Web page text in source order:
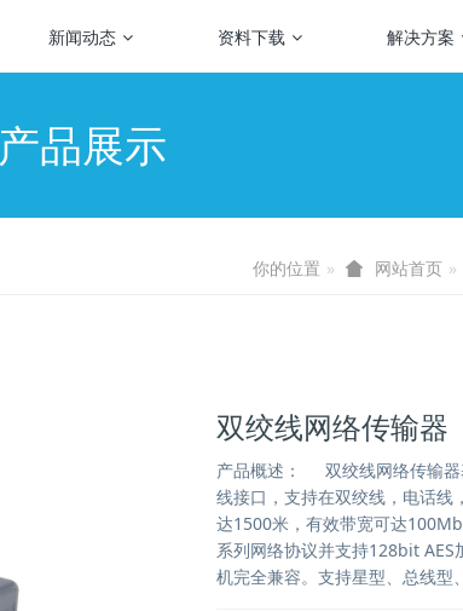
新闻动态 资料下载 解决方案
产品展示
你的位置 网站首页
双绞线网络传输器
产品概述： 双绞线网络传输器
线接口，支持在双绞线，电话线
达1500米，有效带宽可达
系列网络协议并支持128bit
机完全兼容。支持星型、总线型